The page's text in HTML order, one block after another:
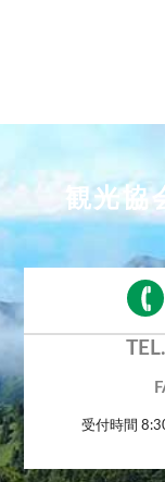
観光協
TEL.
受付時間